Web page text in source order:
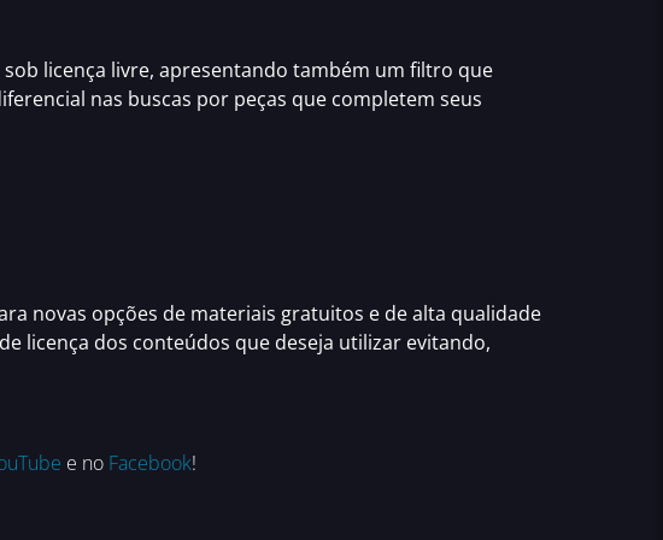
licença livre, apresentando também um filtro que
nas buscas por peças que completem seus
novas opções de materiais gratuitos e de alta qualidade
licença dos conteúdos que deseja utilizar evitando,
e no Facebook!